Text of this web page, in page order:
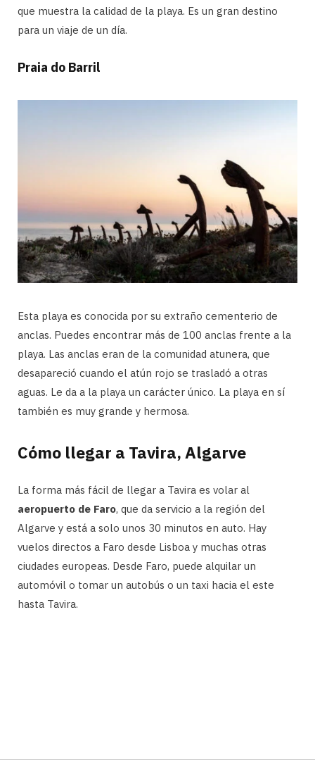
que muestra la calidad de la playa. Es un gran destino
para un viaje de un día.
Praia do Barril
Esta playa es conocida por su extraño cementerio de
anclas. Puedes encontrar más de 100 anclas frente a la
playa. Las anclas eran de la comunidad atunera, que
desapareció cuando el atún rojo se trasladó a otras
aguas. Le da a la playa un carácter único. La playa en sí
también es muy grande y hermosa.
Cómo llegar a Tavira, Algarve
La forma más fácil de llegar a Tavira es volar al
aeropuerto de Faro, que da servicio a la región del
Algarve y está a solo unos 30 minutos en auto. Hay
vuelos directos a Faro desde Lisboa y muchas otras
ciudades europeas. Desde Faro, puede alquilar un
automóvil o tomar un autobús o un taxi hacia el este
hasta Tavira.